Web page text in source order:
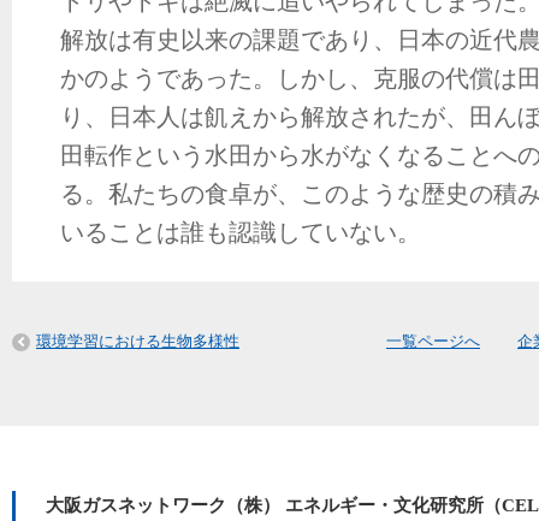
解放は有史以来の課題であり、日本の近代
かのようであった。しかし、克服の代償は
り、日本人は飢えから解放されたが、田ん
田転作という水田から水がなくなることへ
る。私たちの食卓が、このような歴史の積
いることは誰も認識していない。
環境学習における生物多様性 一覧ページへ 企
大阪ガスネットワーク（株） エネルギー・文化研究所（